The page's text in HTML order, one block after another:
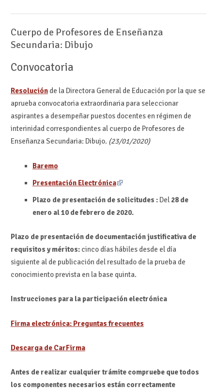
Cuerpo de Profesores de Enseñanza
Secundaria: Dibujo
Convocatoria
Resoluciónde la Directora General de Educación por la que se
aprueba convocatoria extraordinaria para seleccionar
aspirantes a desempeñar puestos docentes en régimen de
interinidad correspondientes al cuerpo de Profesores de
Enseñanza Secundaria: Dibujo. (23/01/2020)
Baremo
Presentación Electrónica
Plazo de presentación de solicitudes :Del28 de
enero al 10 de febrero de 2020.
Plazo de presentación de documentación justificativa de
requisitos y méritos:cinco días hábiles desde el día
siguiente al de publicación del resultado de la prueba de
conocimiento prevista en la base quinta.
Instrucciones para la participación electrónica
Firma electrónica: Preguntas frecuentes
Descarga de CarFirma
Antes de realizar cualquier trámite compruebe que todos
los componentes necesarios están correctamente